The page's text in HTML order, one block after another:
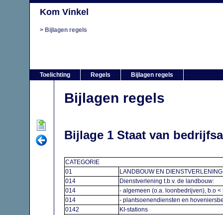
Kom Vinkel
Bijlagen regels
Toelichting Regels Bijlagen regels
Bijlagen regels
Bijlage 1 Staat van
CATEGORIE
01
LANDBOUW EN
014
Dienstverlening t.b.v. de landbouw:
014
- algemeen (o.a. loonbedrijven), b.o
014
- plantsoenendiensten en
0142
KI-stations